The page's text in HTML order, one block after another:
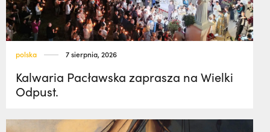
polska 7 sierpnia, 2026
Kalwaria Pacławska zaprasza na Wielki
Odpust.